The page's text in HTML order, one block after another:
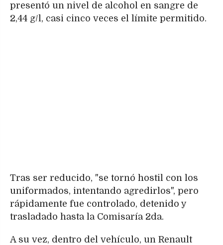
presentó un nivel de alcohol en sangre de
2,44 g/l, casi cinco veces el límite permitido.
Tras ser reducido, "se tornó hostil con los
uniformados, intentando agredirlos", pero
rápidamente fue controlado, detenido y
trasladado hasta la Comisaría 2da.
A su vez, dentro del vehículo, un Renault